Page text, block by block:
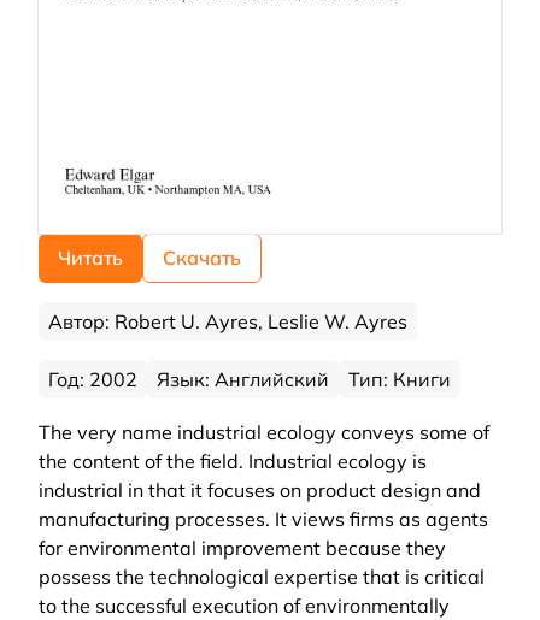
Читать Скачать
Автор: Robert U. Ayres, Leslie W. Ayres
Год: 2002 Язык: Английский Тип: Книги
The very name industrial ecology conveys some of
the content of the field. Industrial ecology is
industrial in that it focuses on product design and
manufacturing processes. It views firms as agents
for environmental improvement because they
possess the technological expertise that is critical
to the successful execution of environmentally